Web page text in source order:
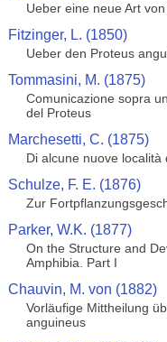
Ueber eine neue Art
Fitzinger, L. (1850)
Ueber den Proteus
Tommasini, M. (1875)
Comunicazione sopra
del Proteus
Marchesetti, C. (1875)
Di alcune nuove
Schulze, F. E. (1876)
Zur
Parker, W.K. (1877)
On the Structure and
Amphibia. Part I
Chauvin, M. von (1882)
Vorläufige Mittheilung
anguineus